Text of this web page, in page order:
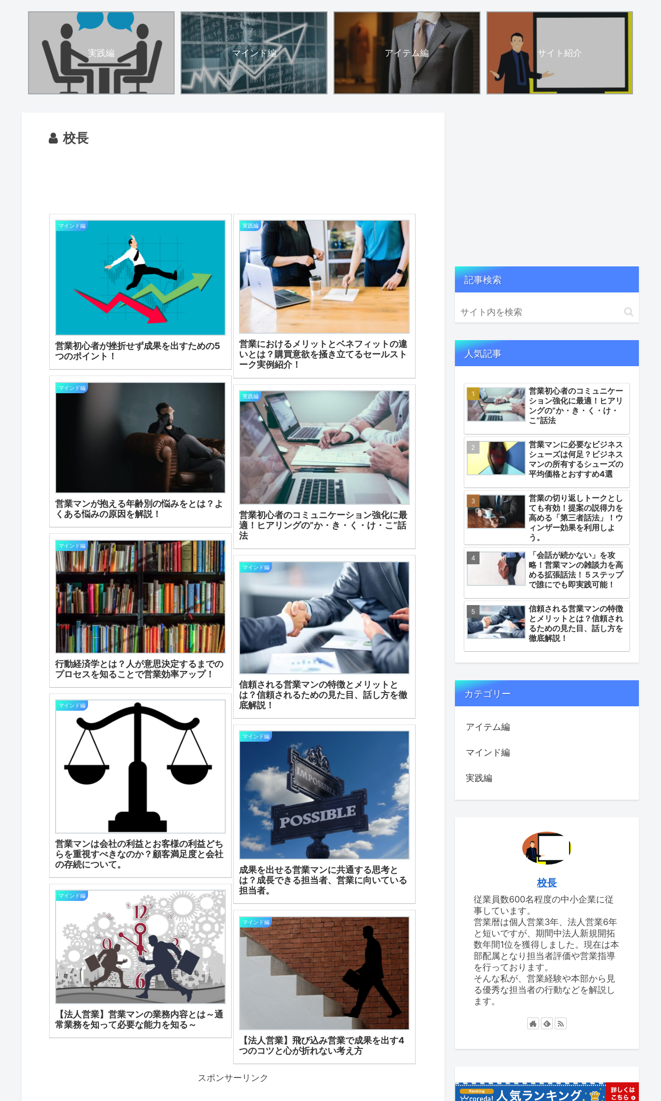
実践編 マインド編 アイテム編 サイト紹介
校長
マインド編
営業初心者が挫折せず成果を出すための5
つのポイント！
実践編
営業におけるメリットとベネフィットの違
いとは？購買意欲を掻き立てるセールスト
ーク実例紹介！
マインド編
営業マンが抱える年齢別の悩みをとは？よ
くある悩みの原因を解説！
実践編
営業初心者のコミュニケーション強化に最
適！ヒアリングの”か・き・く・け・こ”話
法
マインド編
行動経済学とは？人が意思決定するまでの
プロセスを知ることで営業効率アップ！
マインド編
信頼される営業マンの特徴とメリットと
は？信頼されるための見た目、話し方を徹
底解説！
マインド編
営業マンは会社の利益とお客様の利益どち
らを重視すべきなのか？顧客満足度と会社
の存続について。
マインド編
成果を出せる営業マンに共通する思考と
は？成長できる担当者、営業に向いている
担当者。
マインド編
【法人営業】営業マンの業務内容とは～通
常業務を知って必要な能力を知る～
マインド編
【法人営業】飛び込み営業で成果を出す4
つのコツと心が折れない考え方
スポンサーリンク
記事検索
人気記事
営業初心者のコミュニケー
ション強化に最適！ヒアリ
ングの”か・き・く・け・
こ”話法
営業マンに必要なビジネス
シューズは何足？ビジネス
マンの所有するシューズの
平均価格とおすすめ4選
営業の切り返しトークとし
ても有効！提案の説得力を
高める「第三者話法」！ウ
ィンザー効果を利用しよ
う。
「会話が続かない」を攻
略！営業マンの雑談力を高
める拡張話法！５ステップ
で誰にでも即実践可能！
信頼される営業マンの特徴
とメリットとは？信頼され
るための見た目、話し方を
徹底解説！
カテゴリー
アイテム編
マインド編
実践編
校長
従業員数600名程度の中小企業に従
事しています。
営業暦は個人営業3年、法人営業6年
と短いですが、期間中法人新規開拓
数年間1位を獲得しました。現在は本
部配属となり担当者評価や営業指導
を行っております。
そんな私が、営業経験や本部から見
る優秀な担当者の行動などを解説し
ます。